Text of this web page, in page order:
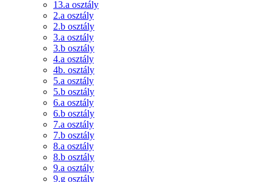
13.a osztály
2.a osztály
2.b osztály
3.a osztály
3.b osztály
4.a osztály
4b. osztály
5.a osztály
5.b osztály
6.a osztály
6.b osztály
7.a osztály
7.b osztály
8.a osztály
8.b osztály
9.a osztály
9.g osztály